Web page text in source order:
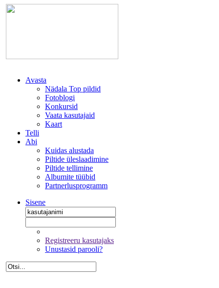
Avasta
Nädala Top pildid
Fotoblogi
Konkursid
Vaata kasutajaid
Kaart
Telli
Abi
Kuidas alustada
Piltide üleslaadimine
Piltide tellimine
Albumite tüübid
Partnerlusprogramm
Sisene
Registreeru kasutajaks
Unustasid parooli?